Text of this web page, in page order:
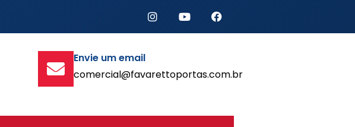
Envie um email
comercial@favarettoportas.com.br